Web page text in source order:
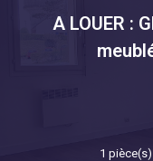
A LOUER :
1 pièce(s)